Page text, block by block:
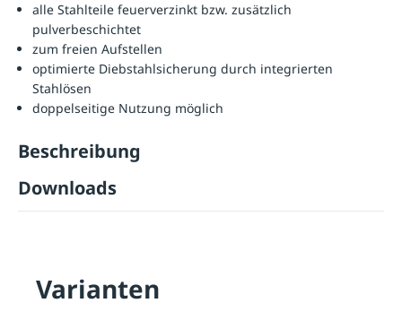
alle Stahlteile feuerverzinkt bzw. zusätzlich
pulverbeschichtet
zum freien Aufstellen
optimierte Diebstahlsicherung durch integrierten
Stahlösen
doppelseitige Nutzung möglich
Beschreibung
Downloads
Varianten